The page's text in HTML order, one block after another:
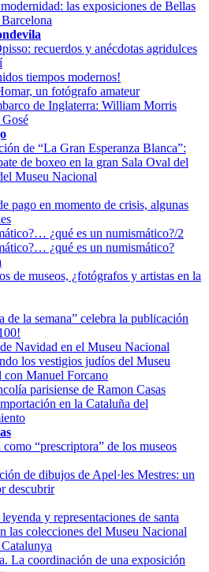
las exposiciones de Bellas
recuerdos y anécdotas agridulces
tiempos modernos!
un fotógrafo amateur
de Inglaterra: William Morris
de “La Gran Esperanza Blanca”:
de boxeo en la gran Sala Oval del
Museu Nacional
pago en momento de crisis, algunas
¿qué es un numismático?/2
¿qué es un numismático?
de museos, ¿fotógrafos y artistas en la
de la semana” celebra la publicación
Navidad en el Museu Nacional
los vestigios judíos del Museu
con Manuel Forcano
parisiense de Ramon Casas
en la Cataluña del
“prescriptora” de los museos
de dibujos de Apel·les Mestres: un
descubrir
y representaciones de santa
las colecciones del Museu Nacional
La coordinación de una exposición